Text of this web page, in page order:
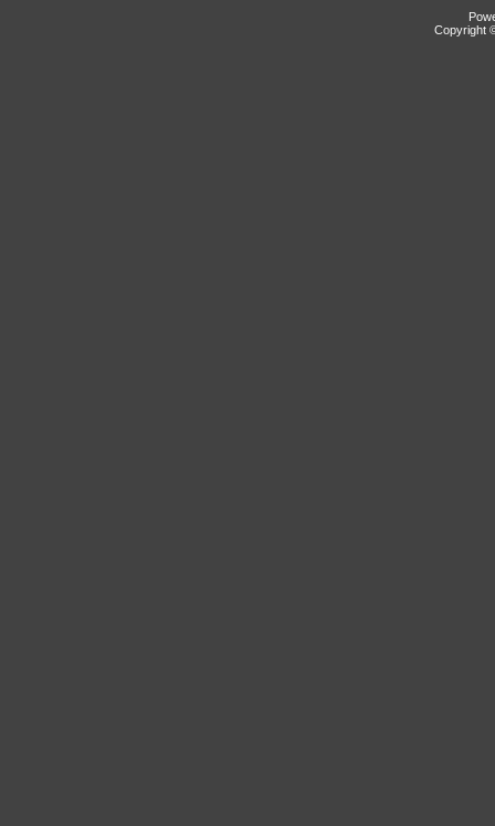
Copyright